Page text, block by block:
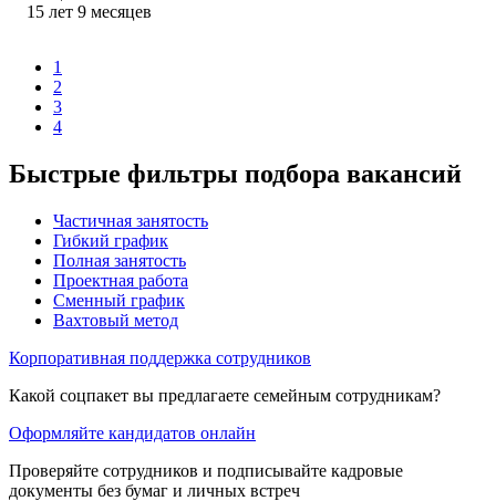
15 лет 9 месяцев
1
2
3
4
Быстрые фильтры подбора вакансий
Частичная занятость
Гибкий график
Полная занятость
Проектная работа
Сменный график
Вахтовый метод
Корпоративная поддержка сотрудников
Какой соцпакет вы предлагаете семейным сотрудникам?
Оформляйте кандидатов онлайн
Проверяйте сотрудников и подписывайте кадровые
документы без бумаг и личных встреч